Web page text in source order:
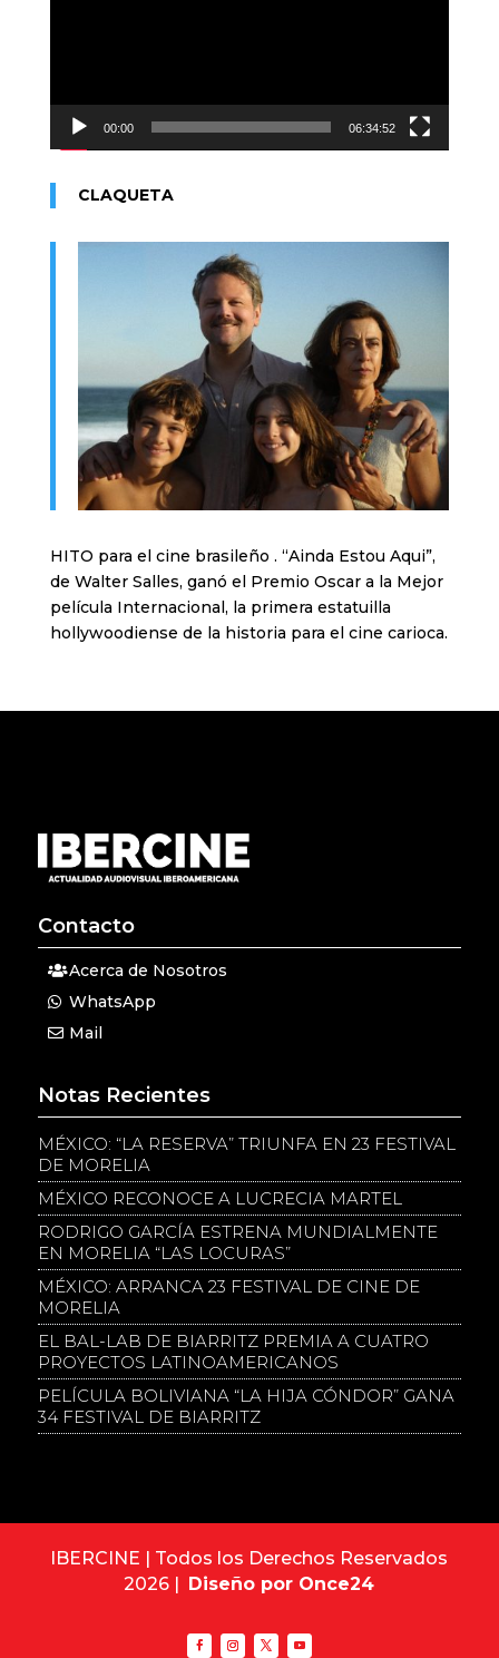
00:00 06:34:52
CLAQUETA
HITO para el cine brasileño . “Ainda Estou Aqui”,
de Walter Salles, ganó el Premio Oscar a la Mejor
película Internacional, la primera estatuilla
hollywoodiense de la historia para el cine carioca.
Contacto
Acerca de Nosotros
WhatsApp
Mail
Notas Recientes
MÉXICO: “LA RESERVA” TRIUNFA EN 23 FESTIVAL
DE MORELIA
MÉXICO RECONOCE A LUCRECIA MARTEL
RODRIGO GARCÍA ESTRENA MUNDIALMENTE
EN MORELIA “LAS LOCURAS”
MÉXICO: ARRANCA 23 FESTIVAL DE CINE DE
MORELIA
EL BAL-LAB DE BIARRITZ PREMIA A CUATRO
PROYECTOS LATINOAMERICANOS
PELÍCULA BOLIVIANA “LA HIJA CÓNDOR” GANA
34 FESTIVAL DE BIARRITZ
IBERCINE | Todos los Derechos Reservados
2026 | Diseño por Once24